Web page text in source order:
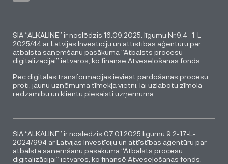
SIA “ALKALINE” ir noslēdzis 16.09.2025. līgumu Nr.9.4- 1-L-
2025/44 ar Latvijas Investīciju un attīstības aģentūru par
atbalsta saņemšanu pasākuma “Atbalsts procesu
digitalizācijai” ietvaros, ko finansē Atveseļošanas fonds.
Pēc digitālās transformācijas ieviest pārdošanas procesu,
proti, jaunu uzņēmuma tīmekļa vietni, lai uzlabotu zīmola
redzamību un klientu piesaisti uzņēmumā.
SIA “ALKALINE” ir noslēdzis 07.01.2025 līgumu 9.2-17-L-
2024/994 ar Latvijas Investīciju un attīstības aģentūru par
atbalsta saņemšanu pasākuma “Atbalsts procesu
digitalizācijai” ietvaros, ko finansē Atveseļošanas fonds.